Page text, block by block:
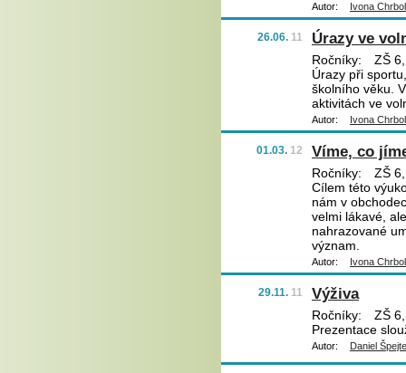
Autor: Ivona
26.06. 11 Úrazy ve
Ročníky:
ZŠ
Úrazy při
školního věku.
aktivitách ve
Autor: Ivona
01.03. 12 Víme, co
Ročníky:
ZŠ
Cílem této
nám v
velmi lákavé,
nahrazované
význam.
Autor: Ivona
29.11. 11 Výživa
Ročníky:
ZŠ 6,
Prezentace
Autor: Daniel